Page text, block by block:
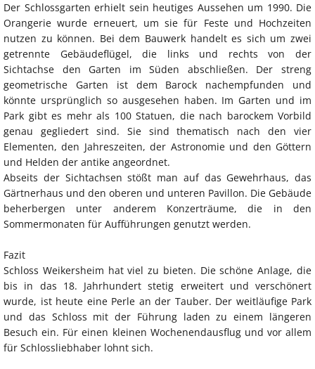
Der Schlossgarten erhielt sein heutiges Aussehen um 1990. Die
Orangerie wurde erneuert, um sie für Feste und Hochzeiten
nutzen zu können. Bei dem Bauwerk handelt es sich um zwei
getrennte Gebäudeflügel, die links und rechts von der
Sichtachse den Garten im Süden abschließen. Der streng
geometrische Garten ist dem Barock nachempfunden und
könnte ursprünglich so ausgesehen haben. Im Garten und im
Park gibt es mehr als 100 Statuen, die nach barockem Vorbild
genau gegliedert sind. Sie sind thematisch nach den vier
Elementen, den Jahreszeiten, der Astronomie und den Göttern
und Helden der antike angeordnet.
Abseits der Sichtachsen stößt man auf das Gewehrhaus, das
Gärtnerhaus und den oberen und unteren Pavillon. Die Gebäude
beherbergen unter anderem Konzerträume, die in den
Sommermonaten für Aufführungen genutzt werden.
Fazit
Schloss Weikersheim hat viel zu bieten. Die schöne Anlage, die
bis in das 18. Jahrhundert stetig erweitert und verschönert
wurde, ist heute eine Perle an der Tauber. Der weitläufige Park
und das Schloss mit der Führung laden zu einem längeren
Besuch ein. Für einen kleinen Wochenendausflug und vor allem
für Schlossliebhaber lohnt sich.